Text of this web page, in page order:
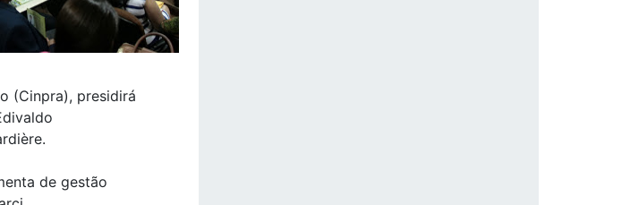
(Cinpra), presidirá
de gestão